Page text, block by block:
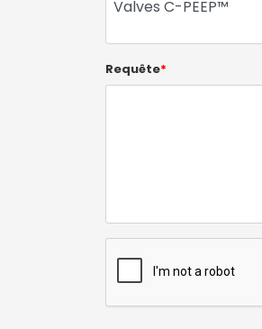
Requête*